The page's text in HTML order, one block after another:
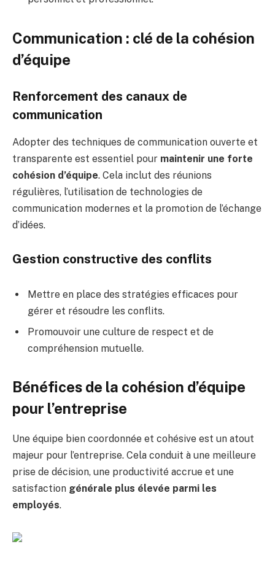
Communication : clé de la cohésion
d’équipe
Renforcement des canaux de
communication
Adopter des techniques de communication ouverte et
transparente est essentiel pour maintenir une forte
cohésion d’équipe. Cela inclut des réunions
régulières, l’utilisation de technologies de
communication modernes et la promotion de l’échange
d’idées.
Gestion constructive des conflits
Mettre en place des stratégies efficaces pour
gérer et résoudre les conflits.
Promouvoir une culture de respect et de
compréhension mutuelle.
Bénéfices de la cohésion d’équipe
pour l’entreprise
Une équipe bien coordonnée et cohésive est un atout
majeur pour l’entreprise. Cela conduit à une meilleure
prise de décision, une productivité accrue et une
satisfaction générale plus élevée parmi les
employés.